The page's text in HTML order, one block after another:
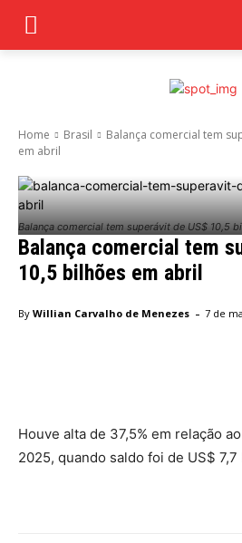
Home Brasil
Balança comercial tem
em abril
Balança comercial tem superávit de US$ 10,5
Balança comercial tem
10,5 bilhões em abril
By Willian Carvalho de Menezes - 7 de
Houve alta de 37,5% em relação
2025, quando saldo foi de US$